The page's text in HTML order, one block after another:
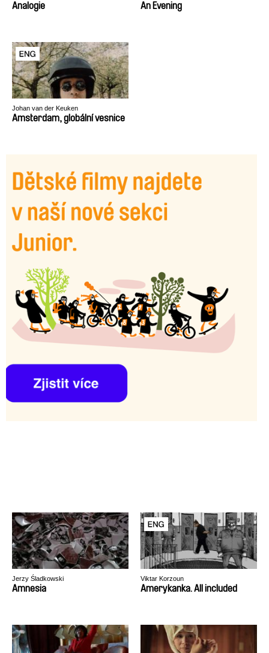
Analogie An Evening
Johan van der Keuken
Amsterdam, globální vesnice
Jerzy Śladkowski
Amnesia
Viktar Korzoun
Amerykanka. All included